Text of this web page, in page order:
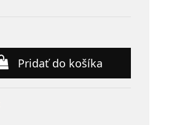
Pridať do košíka